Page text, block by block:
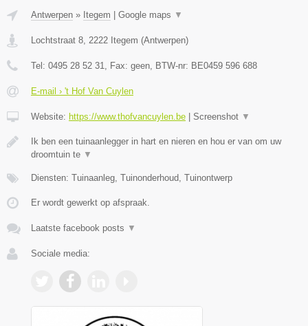
Antwerpen » Itegem | Google maps ▼
Lochtstraat 8 2222 Itegem (Antwerpen)
Tel: 0495 28 52 31 , Fax: geen , BTW-nr: BE0459 596 688
E-mail › 't Hof Van Cuylen
Website: https://www.thofvancuylen.be | Screenshot ▼
Ik ben een tuinaanlegger in hart en nieren en hou er van om uw
droomtuin te ▼
Diensten: Tuinaanleg, Tuinonderhoud, Tuinontwerp
Er wordt gewerkt op afspraak.
Laatste facebook posts ▼
Sociale media: